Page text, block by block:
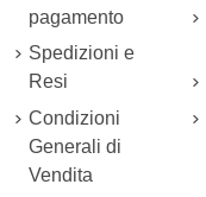
pagamento
Spedizioni e
Resi
Condizioni
Generali di
Vendita